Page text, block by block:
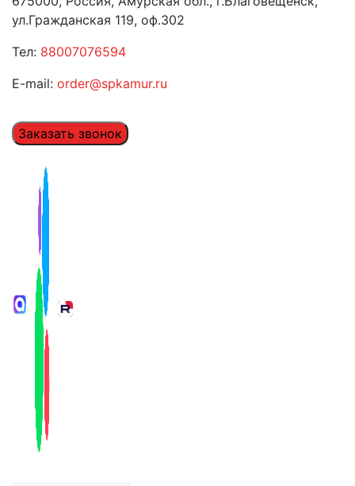
ул.Гражданская 119, оф.302
Тел: 88007076594
E-mail: order@spkamur.ru
Заказать звонок